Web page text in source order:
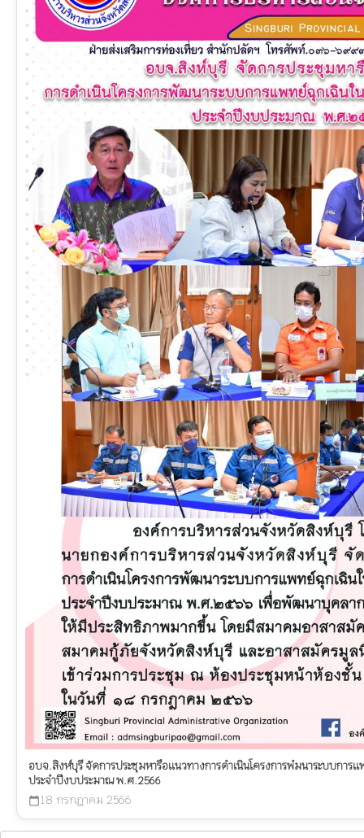
อบจ.สิงห์บุรี จัดการประชุมหารือแนวทางการดำเนินโครงการพํมนาระบบกา
ประจำปีงบประมาณ พ.ศ.2566
calendar_today 18 กรกฎาคม 2566